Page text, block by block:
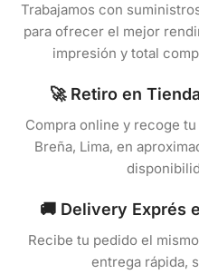
Trabajamos con
para ofrecer el mejor
impresión y total
🚀 Retiro en
Compra online y recoge
Breña, Lima, en
🚚 Delivery Exprés
Recibe tu pedido el
entrega rápida,